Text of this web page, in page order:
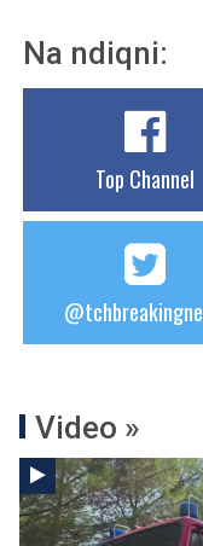
Na ndiqni:
Top Channel
Video »